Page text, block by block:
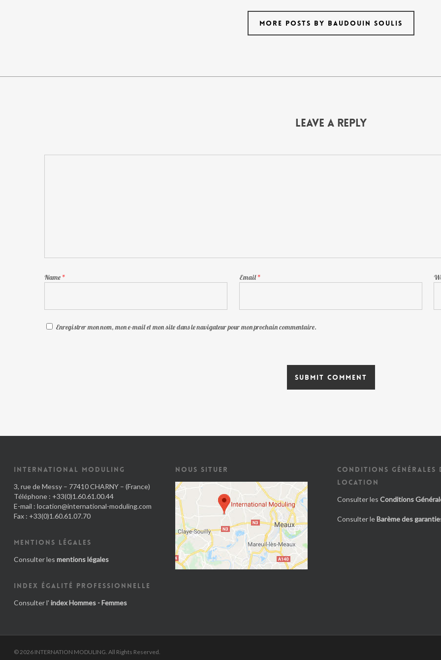
MORE POSTS BY BAUDOUIN SOULIS
Leave a Reply
Name * Email*
Enregistrer mon nom, mon e-mail et mon site dans le navigateur pour mon prochain commentaire.
INTERNATIONAL MODULING
3, rue de Messy – 77410 CHARNY – (France)
Téléphone : +33(0)1.60.61.00.44
E-mail : location@international-moduling.com
Fax : +33(0)1.60.61.07.70
MENTIONS LÉGALES
Consulter les mentions légales
INDEX ÉGALITÉ PROFESSIONNELLE
Consulter l' index Hommes - Femmes
NOUS SITUER
CONDITIONS GÉNÉRALES
LOCATION
Consulter les Conditions
Consulter leBarème des
© 2026 INTERNATION MODULING. All Rights Reserved.